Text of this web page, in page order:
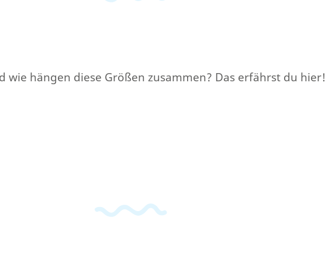
wie hängen diese Größen zusammen? Das erfährst du hier!